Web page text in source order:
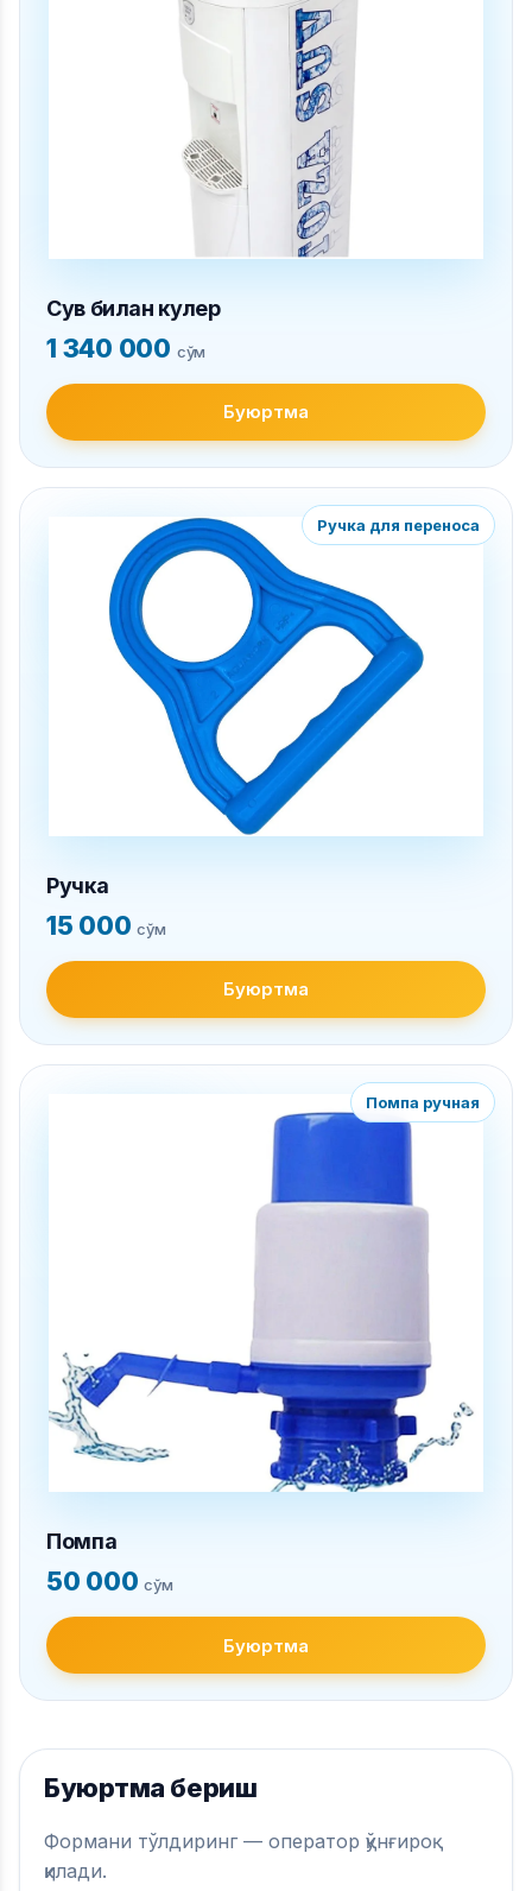
Сув билан кулер
1 340 000 сўм
Буюртма
Ручка для переноса
Ручка
15 000сўм
Буюртма
Помпа ручная
Помпа
50 000сўм
Буюртма
Буюртма бериш
Формани тўлдиринг — оператор қўнғироқ
қилади.